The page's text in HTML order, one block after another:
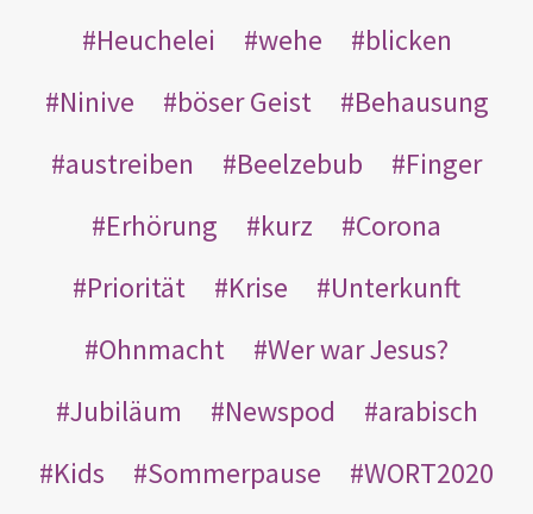
Heuchelei wehe
blicken
Ninive
böser Geist
Behausung
austreiben
Beelzebub
Finger
Erhörung
kurz
Corona
Priorität
Krise
Unterkunft
Ohnmacht
Wer war Jesus?
Jubiläum
Newspod
arabisch
Kids
Sommerpause
WORT2020